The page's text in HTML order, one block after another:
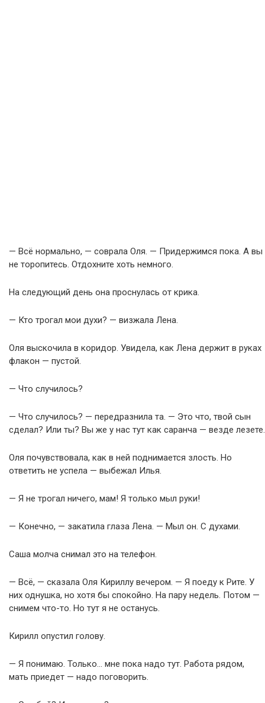
— Всё нормально, — соврала Оля. — Придержимся пока. А вы
не торопитесь. Отдохните хоть немного.
На следующий день она проснулась от крика.
— Кто трогал мои духи? — визжала Лена.
Оля выскочила в коридор. Увидела, как Лена держит в руках
флакон — пустой.
— Что случилось?
— Что случилось? — передразнила та. — Это что, твой сын
сделал? Или ты? Вы же у нас тут как саранча — везде лезете.
Оля почувствовала, как в ней поднимается злость. Но
ответить не успела — выбежал Илья.
— Я не трогал ничего, мам! Я только мыл руки!
— Конечно, — закатила глаза Лена. — Мыл он. С духами.
Саша молча снимал это на телефон.
— Всё, — сказала Оля Кириллу вечером. — Я поеду к Рите. У
них однушка, но хотя бы спокойно. На пару недель. Потом —
снимем что-то. Но тут я не останусь.
Кирилл опустил голову.
— Я понимаю. Только… мне пока надо тут. Работа рядом,
мать приедет — надо поговорить.